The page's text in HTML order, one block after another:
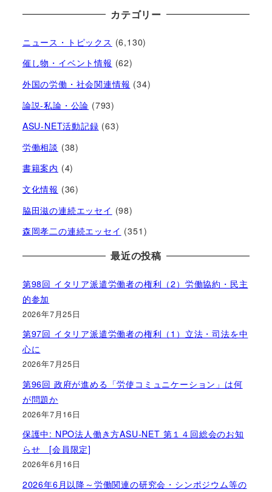
カテゴリー
ニュース・トピックス (6,130)
催し物・イベント情報 (62)
外国の労働・社会関連情報 (34)
論説-私論・公論 (793)
ASU-NET活動記録 (63)
労働相談 (38)
書籍案内 (4)
文化情報 (36)
脇田滋の連続エッセイ (98)
森岡孝二の連続エッセイ (351)
最近の投稿
第98回 イタリア派遣労働者の権利（2）労働協約・民主
的参加
2026年7月25日
第97回 イタリア派遣労働者の権利（1）立法・司法を中
心に
2026年7月25日
第96回 政府が進める「労使コミュニケーション」は何
が問題か
2026年7月16日
保護中: NPO法人働き方ASU-NET 第１４回総会のお知
らせ [会員限定]
2026年6月16日
2026年6月以降～労働関連の研究会・シンポジウム等の